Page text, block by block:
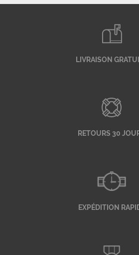
LIVRAISON
RETOURS 30
EXPÉDITION